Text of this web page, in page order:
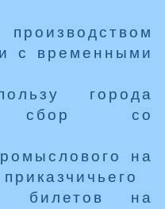
с временными
города
сбор со
на
билетов на